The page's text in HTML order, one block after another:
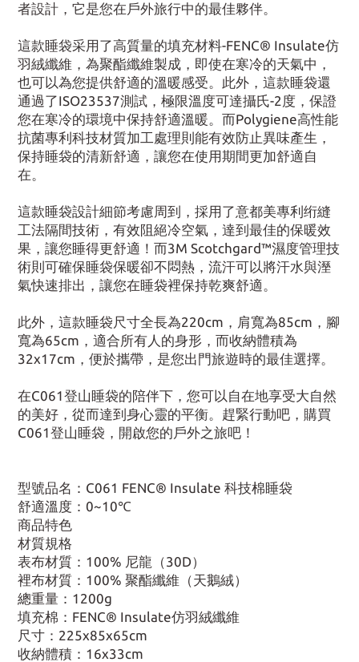
者設計，它是您在戶外旅行中的最佳夥伴。
這款睡袋采用了高質量的填充材料-FENC® Insulate仿
羽絨纖維，為聚酯纖維製成，即使在寒冷的天氣中，
也可以為您提供舒適的溫暖感受。此外，這款睡袋還
通過了ISO23537測試，極限溫度可達攝氏-2度，保證
您在寒冷的環境中保持舒適溫暖。而Polygiene高性能
抗菌專利科技材質加工處理則能有效防止異味產生，
保持睡袋的清新舒適，讓您在使用期間更加舒適自
在。
這款睡袋設計細節考慮周到，採用了意都美專利绗縫
工法隔間技術，有效阻絕冷空氣，達到最佳的保暖效
果，讓您睡得更舒適！而3M Scotchgard™濕度管理技
術則可確保睡袋保暖卻不悶熱，流汗可以將汗水與溼
氣快速排出，讓您在睡袋裡保持乾爽舒適。
此外，這款睡袋尺寸全長為220cm，肩寬為85cm，腳
寬為65cm，適合所有人的身形，而收納體積為
32x17cm，便於攜帶，是您出門旅遊時的最佳選擇。
在C061登山睡袋的陪伴下，您可以自在地享受大自然
的美好，從而達到身心靈的平衡。趕緊行動吧，購買
C061登山睡袋，開啟您的戶外之旅吧！
型號品名：C061 FENC® Insulate 科技棉睡袋
舒適溫度：0~10℃
商品特色
材質規格
表布材質：100% 尼龍（30D）
裡布材質：100% 聚酯纖維（天鵝絨）
總重量：1200g
填充棉：FENC® Insulate仿羽絨纖維
尺寸：225x85x65cm
收納體積：16x33cm